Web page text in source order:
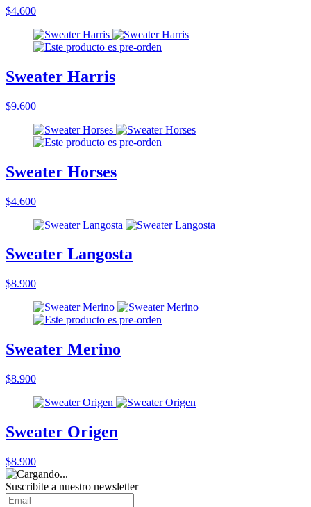
$4.600
Sweater Harris
$9.600
Sweater Horses
$4.600
Sweater Langosta
$8.900
Sweater Merino
$8.900
Sweater Origen
$8.900
Suscribite a nuestro newsletter